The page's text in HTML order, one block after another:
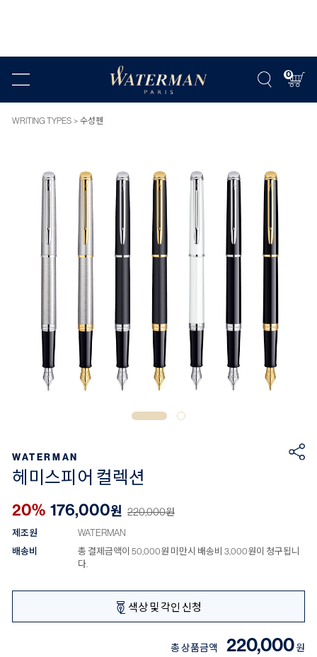
0
WRITING TYPES 수성펜
WATERMAN
헤미스피어 컬렉션
20% 176,000원 220,000원
제조원
WATERMAN
배송비
총 결제금액이 50,000원 미만시 배송비 3,000원이 청구됩니
다.
색상 및 각인 신청
총 상품금액 220,000원